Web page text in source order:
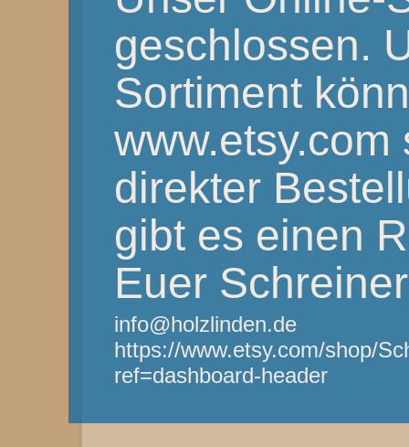
geschlossen.
Sortiment
www.etsy.com
direkter
gibt es einen
Euer
info@holzlinden.de
https://www.etsy.com/shop/
ref=dashboard-header